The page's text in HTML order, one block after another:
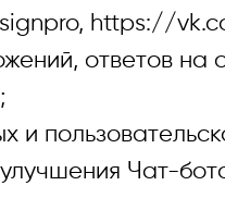
https://
ответов
Чат-